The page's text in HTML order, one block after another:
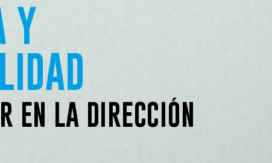
Y
EN LA DIRECCIÓN